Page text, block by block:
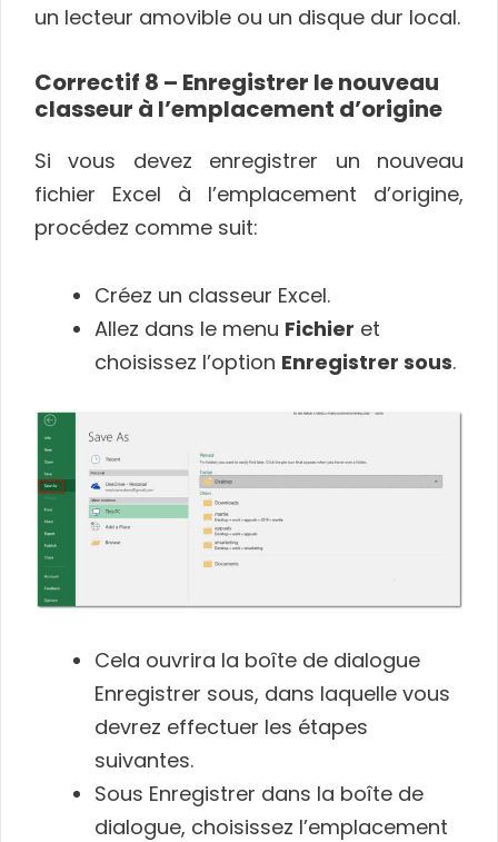
un lecteur amovible ou un disque dur local.
Correctif 8 – Enregistrer le nouveau
classeur à l’emplacement d’origine
Si vous devez enregistrer un nouveau
fichier Excel à l’emplacement d’origine,
procédez comme suit:
Créez un classeur Excel.
Allez dans le menu Fichier et
choisissez l’option Enregistrer sous.
Cela ouvrira la boîte de dialogue
Enregistrer sous, dans laquelle vous
devrez effectuer les étapes
suivantes.
Sous Enregistrer dans la boîte de
dialogue, choisissez l’emplacement